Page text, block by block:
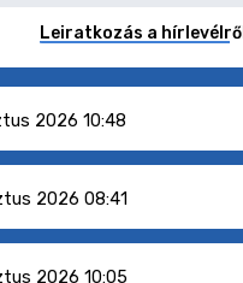
Leiratkozás a hírlevélről
2026 10:48
2026 08:41
2026 10:05